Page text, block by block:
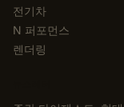
전기차
N 퍼포먼스
렌더링